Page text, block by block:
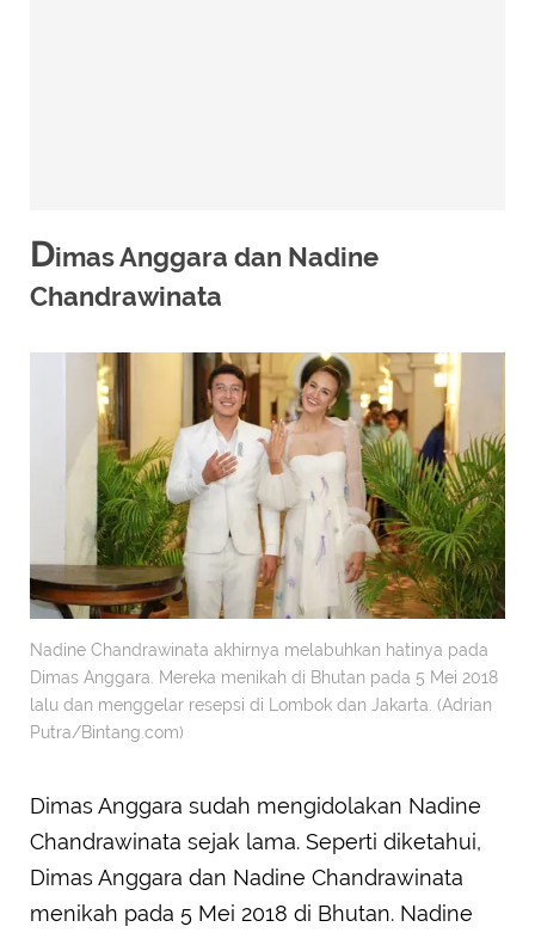
Dimas Anggara dan Nadine
Chandrawinata
Nadine Chandrawinata akhirnya melabuhkan hatinya pada
Dimas Anggara. Mereka menikah di Bhutan pada 5 Mei 2018
lalu dan menggelar resepsi di Lombok dan Jakarta. (Adrian
Putra/Bintang.com)
Dimas Anggara sudah mengidolakan Nadine
Chandrawinata sejak lama. Seperti diketahui,
Dimas Anggara dan Nadine Chandrawinata
menikah pada 5 Mei 2018 di Bhutan. Nadine